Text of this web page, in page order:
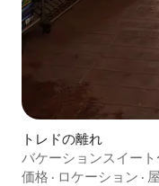
トレドの離れ
バケーションスイー
価格 · ロケーション ·